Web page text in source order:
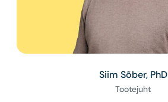
Siim Sõber, PhD
Tootejuht